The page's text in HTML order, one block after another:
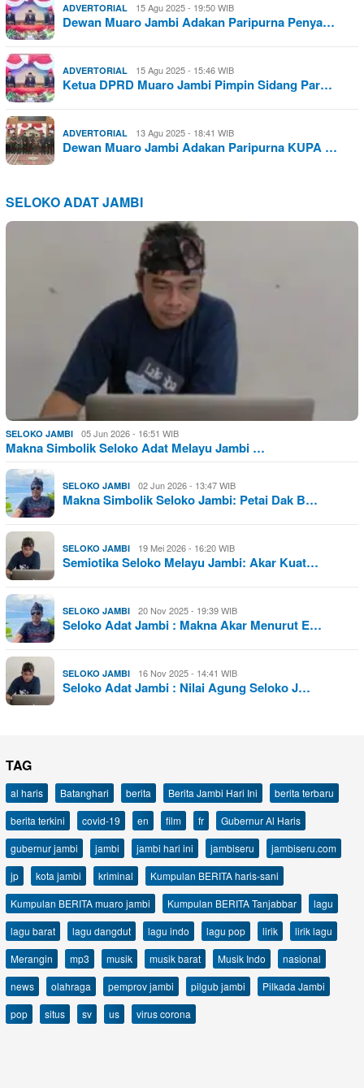
ADVERTORIAL 15 Agu 2025 - 19:50 WIB
Dewan Muaro Jambi Adakan Paripurna Penya…
ADVERTORIAL 15 Agu 2025 - 15:46 WIB
Ketua DPRD Muaro Jambi Pimpin Sidang Par…
ADVERTORIAL 13 Agu 2025 - 18:41 WIB
Dewan Muaro Jambi Adakan Paripurna KUPA …
SELOKO ADAT JAMBI
SELOKO JAMBI 05 Jun 2026 - 16:51 WIB
Makna Simbolik Seloko Adat Melayu Jambi …
SELOKO JAMBI 02 Jun 2026 - 13:47 WIB
Makna Simbolik Seloko Jambi: Petai Dak B…
SELOKO JAMBI 19 Mei 2026 - 16:20 WIB
Semiotika Seloko Melayu Jambi: Akar Kuat…
SELOKO JAMBI 20 Nov 2025 - 19:39 WIB
Seloko Adat Jambi : Makna Akar Menurut E…
SELOKO JAMBI 16 Nov 2025 - 14:41 WIB
Seloko Adat Jambi : Nilai Agung Seloko J…
TAG
al haris Batanghari berita Berita Jambi Hari Ini
berita terbaru
berita terkini
covid-19 en film fr
Gubernur Al Haris
gubernur jambi
jambi jambi hari ini jambiseru
jambiseru.com
jp
kota jambi kriminal
Kumpulan BERITA haris-sani
Kumpulan BERITA muaro jambi
Kumpulan BERITA Tanjabbar
lagu
lagu barat
lagu dangdut lagu indo lagu pop lirik
lirik lagu
Merangin
mp3 musik musik barat Musik Indo
nasional
news
olahraga pemprov jambi pilgub jambi
Pilkada Jambi
pop
situs sv us virus corona